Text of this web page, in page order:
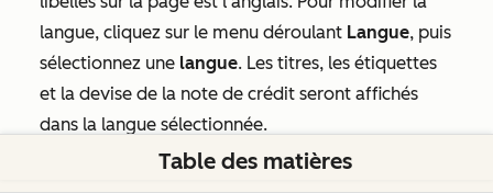
langue, cliquez sur le menu déroulant Langue, puis
sélectionnez une langue. Les titres, les étiquettes
et la devise de la note de crédit seront affichés
dans la langue sélectionnée.
Par défaut, le format de la date et de l'adresse est
Table des matières